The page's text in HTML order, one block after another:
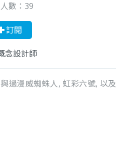
數： 39
訂閱
念設計師
過漫威蜘蛛人, 虹彩六號, 以及